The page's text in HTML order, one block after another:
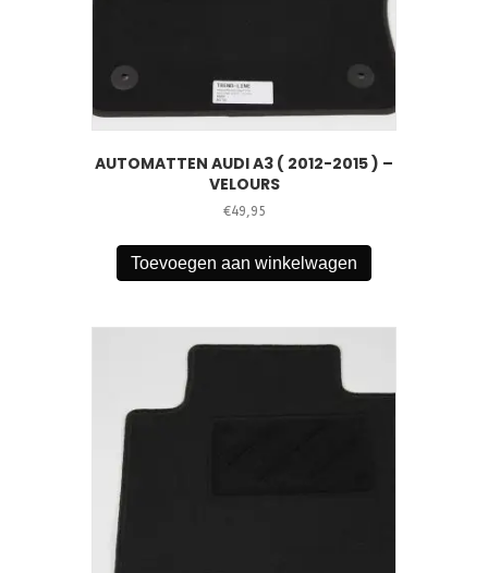
AUTOMATTEN AUDI A3 ( 2012-2015 ) –
VELOURS
€49,95
Toevoegen aan winkelwagen